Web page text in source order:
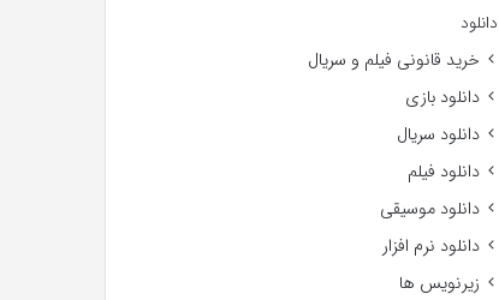
دانلود
خرید قانونی فیلم و سریال
دانلود بازی
دانلود سریال
دانلود فیلم
دانلود موسیقی
دانلود نرم افزار
زیرنویس ها